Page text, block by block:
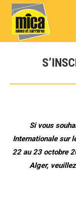
Si vous
Internationale sur
22 au 23 octobre
Alger,